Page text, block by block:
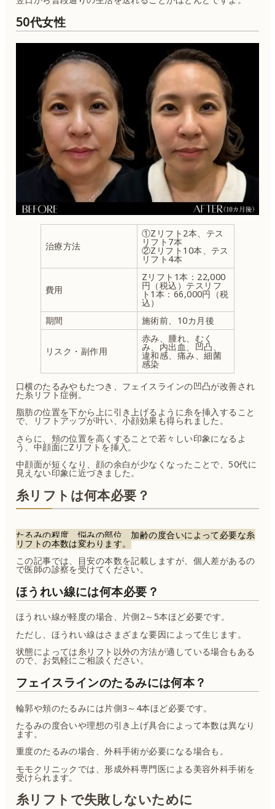
50代女性
治療方法
①Zリフト2本、テス
リフト7本
②Zリフト10本、テス
リフト4本
費用
Zリフト1本：22,000
円（税込）テスリフ
ト1本：66,000円（税
込）
期間
施術前、10カ月後
リスク・副作用
赤み、腫れ、むく
み、内出血、凹凸、
違和感、痛み、細菌
感染
口横のたるみやもたつき、フェイスラインの凹凸が改善され
た糸リフト症例。
脂肪の位置を下から上に引き上げるように糸を挿入すること
で、リフトアップが叶い、小顔効果も得られました。
さらに、頬の位置を高くすることで若々しい印象になるよ
う、中顔面にZリフトを挿入。
中顔面が短くなり、顔の余白が少なくなったことで、50代に
見えない印象に近づきました。
糸リフトは何本必要？
たるみの程度、悩みの部位、加齢の度合いによって必要な糸
リフトの本数は変わります。
この記事では、目安の本数を記載しますが、個人差があるの
で医師の診察を受けてください。
ほうれい線には何本必要？
ほうれい線が軽度の場合、片側2～5本ほど必要です。
ただし、ほうれい線はさまざまな要因によって生じます。
状態によっては糸リフト以外の方法が適している場合もある
ので、お気軽にご相談ください。
フェイスラインのたるみには何本？
輪郭や頬のたるみには片側3～4本ほど必要です。
たるみの度合いや理想の引き上げ具合によって本数は異なり
ます。
重度のたるみの場合、外科手術が必要になる場合も。
モモクリニックでは、形成外科専門医による美容外科手術を
受けられます。
糸リフトで失敗しないために